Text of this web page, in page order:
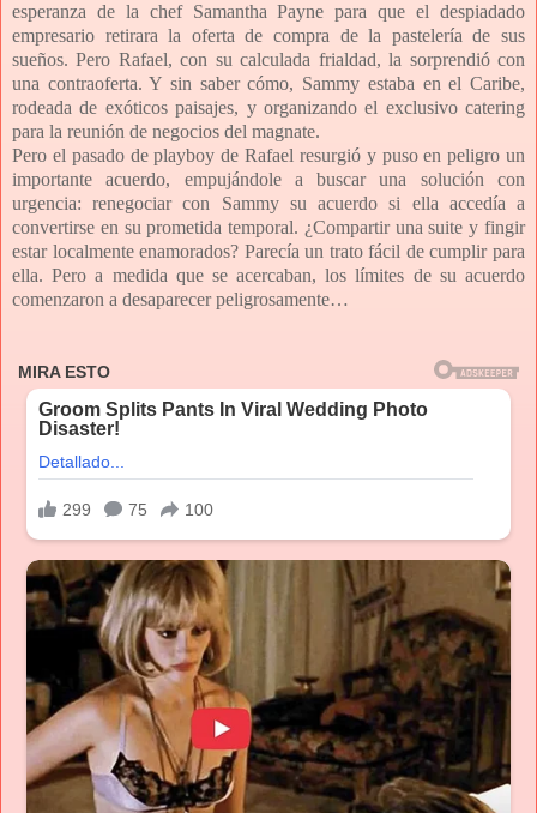
esperanza de la chef Samantha Payne para que el despiadado
empresario retirara la oferta de compra de la pastelería de sus
sueños. Pero Rafael, con su calculada frialdad, la sorprendió con
una contraoferta. Y sin saber cómo, Sammy estaba en el Caribe,
rodeada de exóticos paisajes, y organizando el exclusivo catering
para la reunión de negocios del magnate.
Pero el pasado de playboy de Rafael resurgió y puso en peligro un
importante acuerdo, empujándole a buscar una solución con
urgencia: renegociar con Sammy su acuerdo si ella accedía a
convertirse en su prometida temporal. ¿Compartir una suite y fingir
estar localmente enamorados? Parecía un trato fácil de cumplir para
ella. Pero a medida que se acercaban, los límites de su acuerdo
comenzaron a desaparecer peligrosamente…